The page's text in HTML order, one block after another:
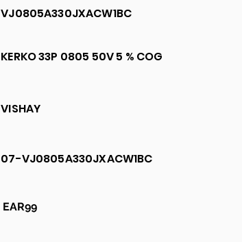
VJ0805A330JXACW1BC
KERKO 33P 0805 50V 5 % COG
VISHAY
07-VJ0805A330JXACW1BC
EAR99